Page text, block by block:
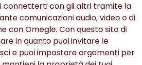
connetterti con gli altri tramite la
comunicazioni audio, video o di
con Omegle. Con questo sito di
in quanto puoi invitare le
e puoi impostare argomenti per